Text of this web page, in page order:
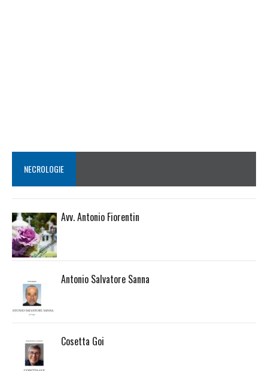
NECROLOGIE
Avv. Antonio Fiorentin
Antonio Salvatore Sanna
Cosetta Goi